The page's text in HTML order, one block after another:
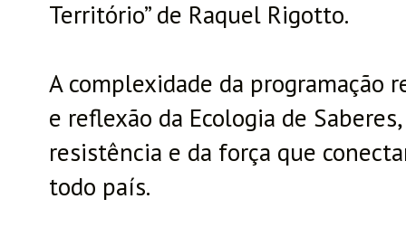
Território” de Raquel Rigotto.
A complexidade da programação
e reflexão da Ecologia de
resistência e da força que
todo país.